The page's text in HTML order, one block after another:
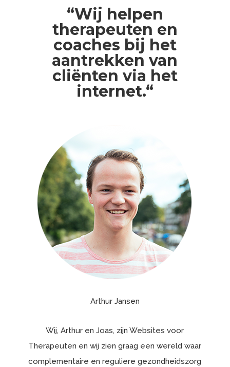
“Wij helpen
therapeuten en
coaches bij het
aantrekken van
cliënten via het
internet.“
Arthur Jansen
Wij, Arthur en Joas, zijn Websites voor
Therapeuten en wij zien graag een wereld waar
complementaire en reguliere gezondheidszorg